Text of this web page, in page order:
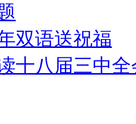
双语送祝福
十八届三中全